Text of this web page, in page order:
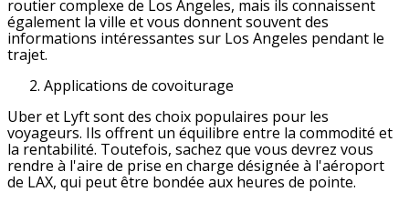
routier complexe de Los Angeles, mais ils connaissent
également la ville et vous donnent souvent des
informations intéressantes sur Los Angeles pendant le
trajet.
Applications de covoiturage
Uber et Lyft sont des choix populaires pour les
voyageurs. Ils offrent un équilibre entre la commodité et
la rentabilité. Toutefois, sachez que vous devrez vous
rendre à l'aire de prise en charge désignée à l'aéroport
de LAX, qui peut être bondée aux heures de pointe.